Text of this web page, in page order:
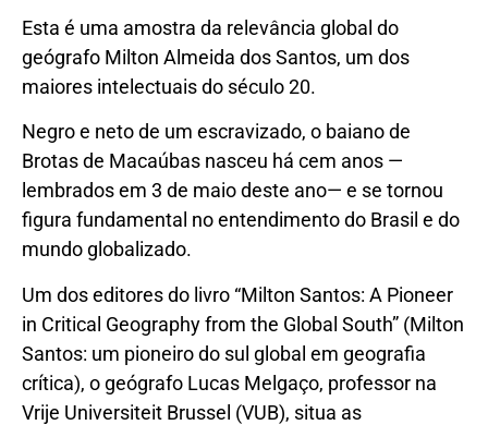
Esta é uma amostra da relevância global do
geógrafo Milton Almeida dos Santos, um dos
maiores intelectuais do século 20.
Negro e neto de um escravizado, o baiano de
Brotas de Macaúbas nasceu há cem anos —
lembrados em 3 de maio deste ano— e se tornou
figura fundamental no entendimento do Brasil e do
mundo globalizado.
Um dos editores do livro “Milton Santos: A Pioneer
in Critical Geography from the Global South” (Milton
Santos: um pioneiro do sul global em geografia
crítica), o geógrafo Lucas Melgaço, professor na
Vrije Universiteit Brussel (VUB), situa as